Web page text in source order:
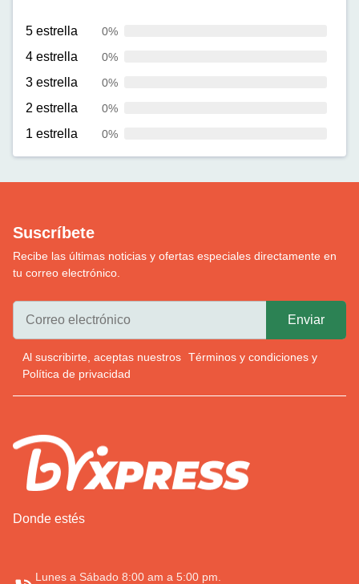
5 estrella 0%
4 estrella 0%
3 estrella 0%
2 estrella 0%
1 estrella 0%
Suscríbete
Recibe las últimas noticias y ofertas especiales directamente en
tu correo electrónico.
Al suscribirte, aceptas nuestros Términos y condiciones y
Política de privacidad
Donde estés
Lunes a Sábado 8:00 am a 5:00 pm.